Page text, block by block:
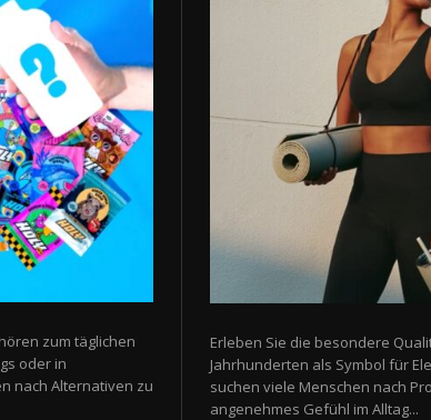
zum täglichen
oder in
nach Alternativen zu
Erleben Sie die besondere
Jahrhunderten als Symbol für
suchen viele Menschen nach
angenehmes Gefühl im Alltag...